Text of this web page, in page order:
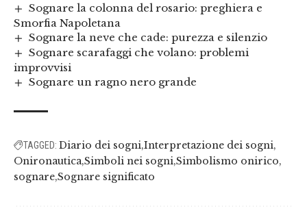
Sognare la colonna del rosario: preghiera e
Smorfia Napoletana
Sognare la neve che cade: purezza e silenzio
Sognare scarafaggi che volano: problemi
improvvisi
Sognare un ragno nero grande
TAGGED: Diario dei sogni Interpretazione dei sogni
Onironautica Simboli nei sogni Simbolismo onirico
sognare Sognare significato